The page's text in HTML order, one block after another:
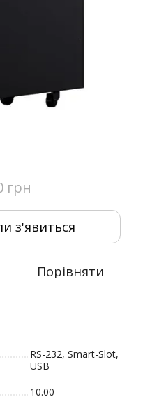
грн
з'явиться
Порівняти
RS-232, Smart-Slot,
USB
10.00